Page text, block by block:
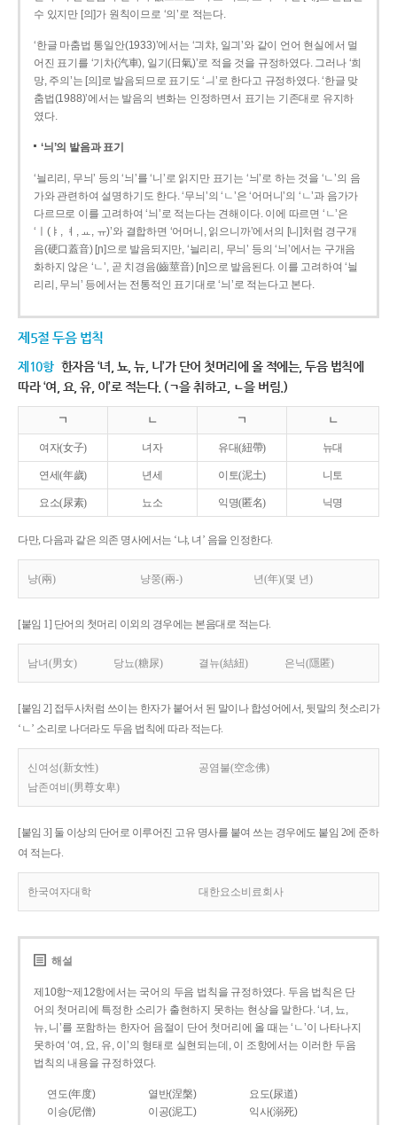
수 있지만 [의]가 원칙이므로 ‘의’로 적는다.
‘한글 마춤법 통일안(1933)’에서는 ‘긔챠, 일긔’와 같이 언어 현실에서 멀
어진 표기를 ‘기차(汽車), 일기(日氣)’로 적을 것을 규정하였다. 그러나 ‘희
망, 주의’는 [의]로 발음되므로 표기도 ‘ㅢ’로 한다고 규정하였다. ‘한글 맞
춤법(1988)’에서는 발음의 변화는 인정하면서 표기는 기존대로 유지하
였다.
‘늬’의 발음과 표기
‘늴리리, 무늬’ 등의 ‘늬’를 ‘니’로 읽지만 표기는 ‘늬’로 하는 것을 ‘ㄴ’의 음
가와 관련하여 설명하기도 한다. ‘무늬’의 ‘ㄴ’은 ‘어머니’의 ‘ㄴ’과 음가가
다르므로 이를 고려하여 ‘늬’로 적는다는 견해이다. 이에 따르면 ‘ㄴ’은
‘ㅣ(ㅑ, ㅕ, ㅛ, ㅠ)’와 결합하면 ‘어머니, 읽으니까’에서의 [니]처럼 경구개
음(硬口蓋音) [ɲ]으로 발음되지만, ‘늴리리, 무늬’ 등의 ‘늬’에서는 구개음
화하지 않은 ‘ㄴ’, 곧 치경음(齒莖音) [n]으로 발음된다. 이를 고려하여 ‘늴
리리, 무늬’ 등에서는 전통적인 표기대로 ‘늬’로 적는다고 본다.
제5절 두음 법칙
제10항 한자음 ‘녀, 뇨, 뉴, 니’가 단어 첫머리에 올 적에는, 두음 법칙에
따라 ‘여, 요, 유, 이’로 적는다. (ㄱ을 취하고, ㄴ을 버림.)
ㄱ ㄴ ㄱ ㄴ
여자(女子) 녀자 유대(紐帶) 뉴대
연세(年歲) 년세 이토(泥土) 니토
요소(尿素) 뇨소 익명(匿名) 닉명
다만, 다음과 같은 의존 명사에서는 ‘냐, 녀’ 음을 인정한다.
냥(兩) 냥쭝(兩-) 년(年)(몇 년)
[붙임 1] 단어의 첫머리 이외의 경우에는 본음대로 적는다.
남녀(男女) 당뇨(糖尿) 결뉴(結紐) 은닉(隱匿)
[붙임 2] 접두사처럼 쓰이는 한자가 붙어서 된 말이나 합성어에서, 뒷말의 첫소리가
‘ㄴ’ 소리로 나더라도 두음 법칙에 따라 적는다.
신여성(新女性)
공염불(空念佛)
남존여비(男尊女卑)
[붙임 3] 둘 이상의 단어로 이루어진 고유 명사를 붙여 쓰는 경우에도 붙임 2에 준하
여 적는다.
한국여자대학 대한요소비료회사
해설
제10항~제12항에서는 국어의 두음 법칙을 규정하였다. 두음 법칙은 단
어의 첫머리에 특정한 소리가 출현하지 못하는 현상을 말한다. ‘녀, 뇨,
뉴, 니’를 포함하는 한자어 음절이 단어 첫머리에 올 때는 ‘ㄴ’이 나타나지
못하여 ‘여, 요, 유, 이’의 형태로 실현되는데, 이 조항에서는 이러한 두음
법칙의 내용을 규정하였다.
연도(年度) 열반(涅槃)
요도(尿道)
이승(尼僧)
이공(泥工) 익사(溺死)